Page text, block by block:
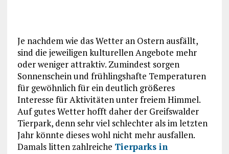
Je nachdem wie das Wetter an Ostern ausfällt,
sind die jeweiligen kulturellen Angebote mehr
oder weniger attraktiv. Zumindest sorgen
Sonnenschein und frühlingshafte Temperaturen
für gewöhnlich für ein deutlich größeres
Interesse für Aktivitäten unter freiem Himmel.
Auf gutes Wetter hofft daher der Greifswalder
Tierpark, denn sehr viel schlechter als im letzten
Jahr könnte dieses wohl nicht mehr ausfallen.
Damals litten zahlreiche Tierparks in